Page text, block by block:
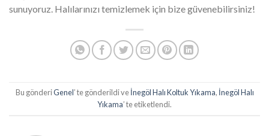
sunuyoruz. Halılarınızı temizlemek için bize güvenebilirsiniz!
Bu gönderiGenel’ te gönderildi veİnegöl Halı Koltuk Yıkama, İnegöl Halı
Yıkama’ te etiketlendi.